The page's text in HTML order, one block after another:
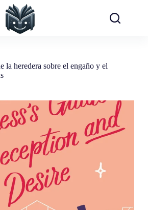
la heredera sobre el engaño y el